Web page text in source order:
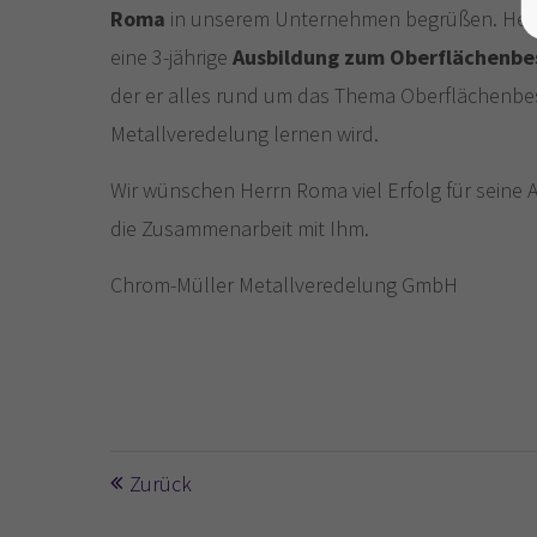
Roma in unserem Unternehmen begrüßen.
eine 3-jährige Ausbildung zum
der er alles rund um das Thema
Metallveredelung lernen wird.
Wir wünschen Herrn Roma viel Erfolg für
die Zusammenarbeit mit Ihm.
Chrom-Müller Metallveredelung GmbH
Zurück